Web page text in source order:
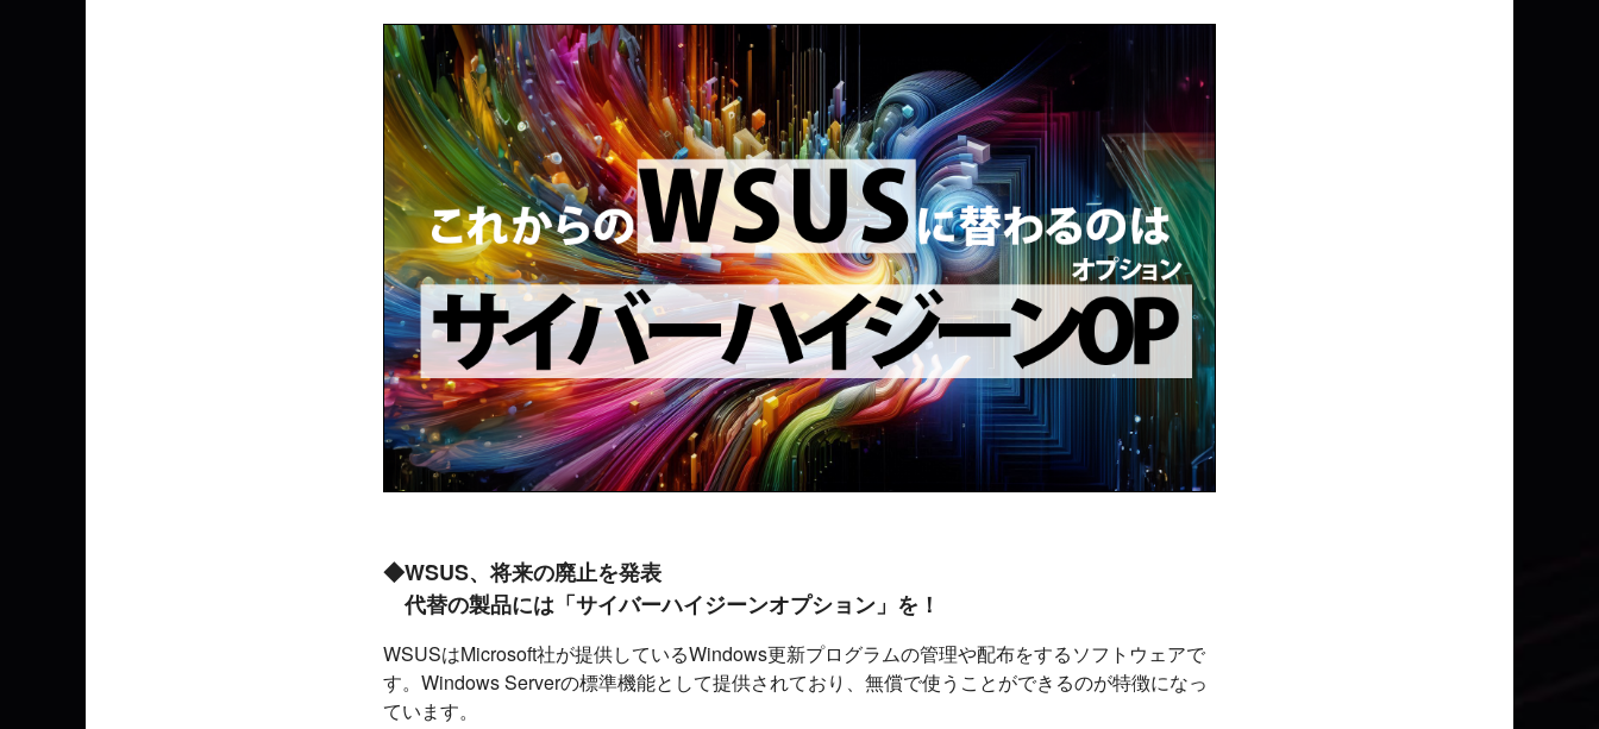
◆WSUS、将来の廃止を発表
代替の製品には「サイバーハイジーンオプション」を！
WSUSはMicrosoft社が提供しているWindows更新プログラムの管理や配布をするソフトウェアで
す。Windows Serverの標準機能として提供されており、無償で使うことができるのが特徴になっ
ています。